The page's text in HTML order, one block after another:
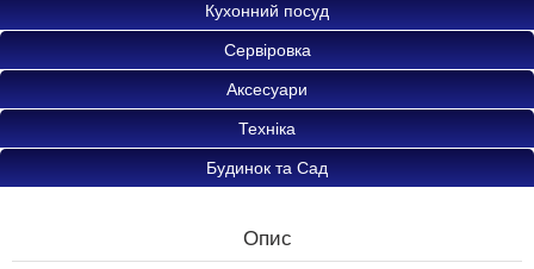
Кухонний посуд
Сервіровка
Аксесуари
Техніка
Будинок та Сад
Опис